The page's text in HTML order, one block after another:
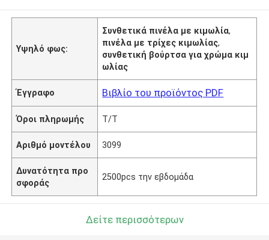
Υψηλό φως:
Συνθετικά πινέλα με κιμωλία,
πινέλα με τρίχες κιμωλίας,
συνθετική βούρτσα για χρώμα κιμ
ωλίας
Έγγραφο Βιβλίο του προϊόντος PDF
Όροι πληρωμής T/T
Αριθμό μοντέλου 3099
Δυνατότητα προ
σφοράς
2500pcs την εβδομάδα
Δείτε περισσότερων